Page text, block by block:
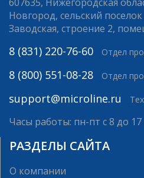
Новгород, сельский
Заводская, строение 2,
8 (831) 220-76-60 Отдел
8 (800) 551-08-28 Отдел
support@microline.ru
Часы работы: пн-пт с 8 до
РАЗДЕЛЫ САЙТА
О компании